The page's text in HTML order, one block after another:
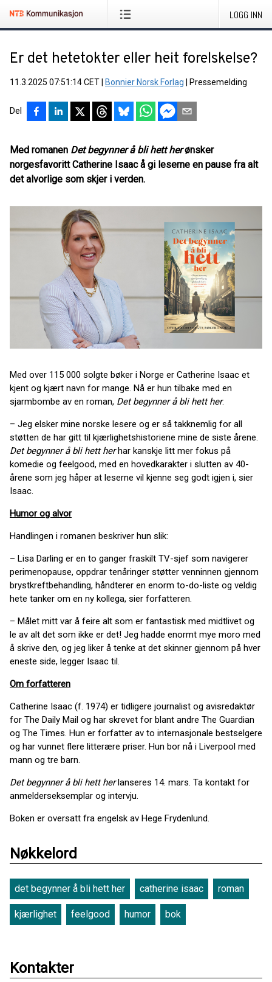
LOGG INN
Er det hetetokter eller heit forelskelse?
11.3.2025 07:51:14 CET Bonnier Norsk Forlag Pressemelding
Del
Med romanen Det begynner å bli hett herønsker
norgesfavoritt Catherine Isaac å gi leserne en pause fra alt
det alvorlige som skjer i verden.
Med over 115 000 solgte bøker i Norge er Catherine Isaac et
kjent og kjært navn for mange. Nå er hun tilbake med en
sjarmbombe av en roman, Det begynner å bli hett her.
– Jeg elsker mine norske lesere og er så takknemlig for all
støtten de har gitt til kjærlighetshistoriene mine de siste årene.
Det begynner å bli hett herhar kanskje litt mer fokus på
komedie og feelgood, med en hovedkarakter i slutten av 40-
årene som jeg håper at leserne vil kjenne seg godt igjen i, sier
Isaac.
Humor og alvor
Handlingen i romanen beskriver hun slik:
– Lisa Darling er en to ganger fraskilt TV-sjef som navigerer
perimenopause, oppdrar tenåringer støtter venninnen gjennom
brystkreftbehandling, håndterer en enorm to-do-liste og veldig
hete tanker om en ny kollega, sier forfatteren.
– Målet mitt var å feire alt som er fantastisk med midtlivet og
le av alt det som ikke er det! Jeg hadde enormt mye moro med
å skrive den, og jeg liker å tenke at det skinner gjennom på hver
eneste side, legger Isaac til.
Om forfatteren
Catherine Isaac (f. 1974) er tidligere journalist og avisredaktør
for The Daily Mail og har skrevet for blant andre The Guardian
og The Times. Hun er forfatter av to internasjonale bestselgere
og har vunnet flere litterære priser. Hun bor nå i Liverpool med
mann og tre barn.
Det begynner å bli hett herlanseres 14. mars. Ta kontakt for
anmelderseksemplar og intervju.
Boken er oversatt fra engelsk av Hege Frydenlund.
Nøkkelord
det begynner å bli hett her catherine isaac roman
kjærlighet feelgood humor bok
Kontakter